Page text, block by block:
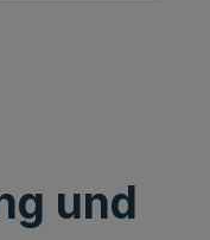
und